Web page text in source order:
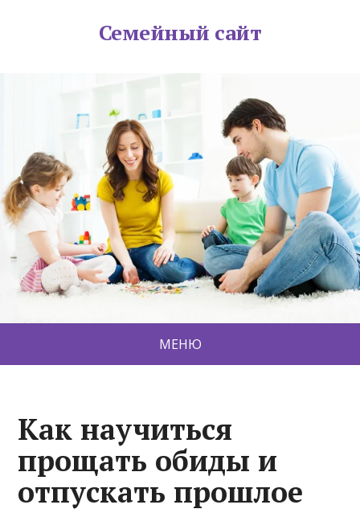
Семейный сайт
МЕНЮ
Как научиться
прощать обиды и
отпускать прошлое